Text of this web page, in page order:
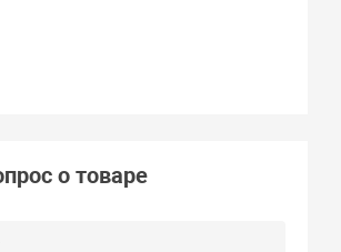
о товаре